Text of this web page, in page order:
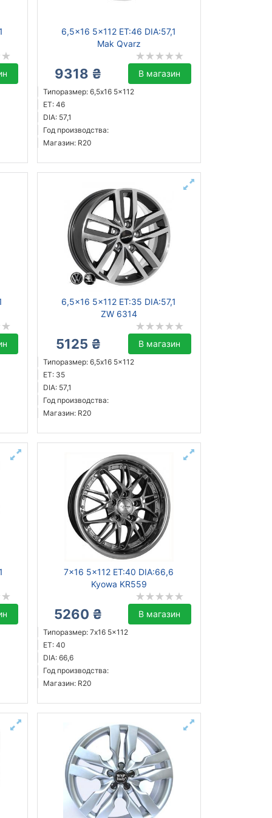
6,5x16 5x112 ET:46 DIA:57,1
Mak Qvarz
9318 ₴ В магазин
Типоразмер: 6,5x16 5x112
ET: 46
DIA: 57,1
Год производства:
Магазин: R20
6,5x16 5x112 ET:35 DIA:57,1
ZW 6314
5125 ₴ В магазин
Типоразмер: 6,5x16 5x112
ET: 35
DIA: 57,1
Год производства:
Магазин: R20
7x16 5x112 ET:40 DIA:66,6
Kyowa KR559
5260 ₴ В магазин
Типоразмер: 7x16 5x112
ET: 40
DIA: 66,6
Год производства:
Магазин: R20